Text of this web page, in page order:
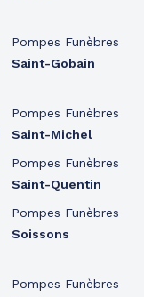
Pompes Funèbres
Saint-Gobain
Pompes Funèbres
Saint-Michel
Pompes Funèbres
Saint-Quentin
Pompes Funèbres
Soissons
Pompes Funèbres